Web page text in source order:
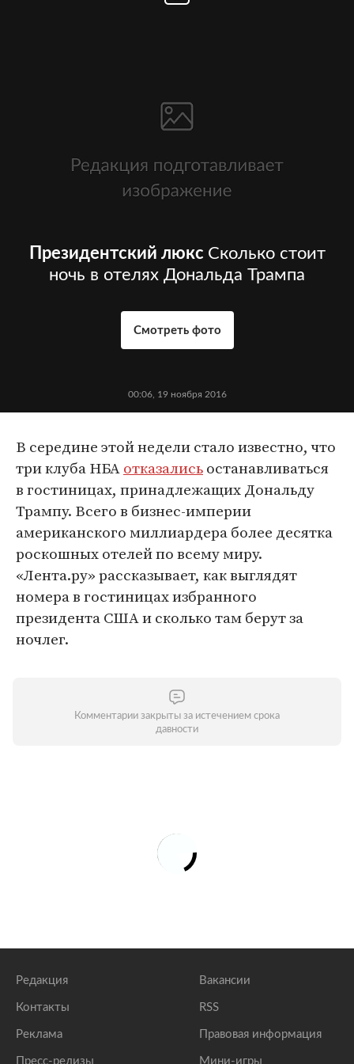
Президентский люкс Сколько стоит
ночь в отелях Дональда Трампа
Смотреть фото
00:06, 19 ноября 2016
В середине этой недели стало известно, что
три клуба НБАотказалисьостанавливаться
в гостиницах, принадлежащих Дональду
Трампу. Всего в бизнес-империи
американского миллиардера более десятка
роскошных отелей по всему миру.
«Лента.ру» рассказывает, как выглядят
номера в гостиницах избранного
президента США и сколько там берут за
ночлег.
Комментарии закрыты за истечением срока
давности
Редакция
Контакты
Реклама
Пресс-релизы
Вакансии
RSS
Правовая информация
Мини-игры